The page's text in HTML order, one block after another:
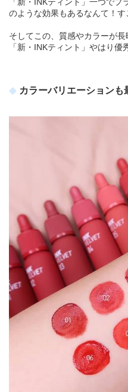
のような効果もあるなんて！す
そしてこの、質感やカラーが
「新・INKティント」やはり
カラーバリエーションも